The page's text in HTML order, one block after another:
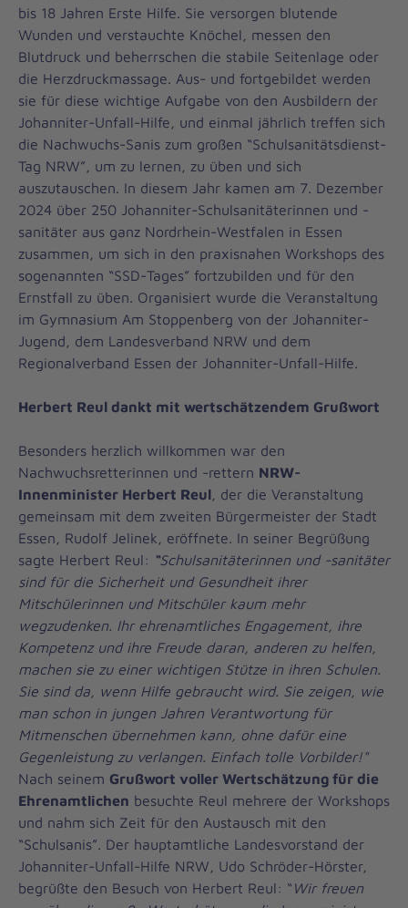
bis 18 Jahren Erste Hilfe. Sie versorgen blutende
Wunden und verstauchte Knöchel, messen den
Blutdruck und beherrschen die stabile Seitenlage oder
die Herzdruckmassage. Aus- und fortgebildet werden
sie für diese wichtige Aufgabe von den Ausbildern der
Johanniter-Unfall-Hilfe, und einmal jährlich treffen sich
die Nachwuchs-Sanis zum großen “Schulsanitätsdienst-
Tag NRW”, um zu lernen, zu üben und sich
auszutauschen. In diesem Jahr kamen am 7. Dezember
2024 über 250 Johanniter-Schulsanitäterinnen und -
sanitäter aus ganz Nordrhein-Westfalen in Essen
zusammen, um sich in den praxisnahen Workshops des
sogenannten “SSD-Tages” fortzubilden und für den
Ernstfall zu üben. Organisiert wurde die Veranstaltung
im Gymnasium Am Stoppenberg von der Johanniter-
Jugend, dem Landesverband NRW und dem
Regionalverband Essen der Johanniter-Unfall-Hilfe.
Herbert Reul dankt mit wertschätzendem Grußwort
Besonders herzlich willkommen war den
Nachwuchsretterinnen und -rettern NRW-
Innenminister Herbert Reul , der die Veranstaltung
gemeinsam mit dem zweiten Bürgermeister der Stadt
Essen, Rudolf Jelinek, eröffnete. In seiner Begrüßung
sagte Herbert Reul: “Schulsanitäterinnen und -sanitäter
sind für die Sicherheit und Gesundheit ihrer
Mitschülerinnen und Mitschüler kaum mehr
wegzudenken. Ihr ehrenamtliches Engagement, ihre
Kompetenz und ihre Freude daran, anderen zu helfen,
machen sie zu einer wichtigen Stütze in ihren Schulen.
Sie sind da, wenn Hilfe gebraucht wird. Sie zeigen, wie
man schon in jungen Jahren Verantwortung für
Mitmenschen übernehmen kann, ohne dafür eine
Gegenleistung zu verlangen. Einfach tolle Vorbilder!"
Nach seinem Grußwort voller Wertschätzung für die
Ehrenamtlichen besuchte Reul mehrere der Workshops
und nahm sich Zeit für den Austausch mit den
“Schulsanis”. Der hauptamtliche Landesvorstand der
Johanniter-Unfall-Hilfe NRW, Udo Schröder-Hörster,
begrüßte den Besuch von Herbert Reul: “ Wir freuen